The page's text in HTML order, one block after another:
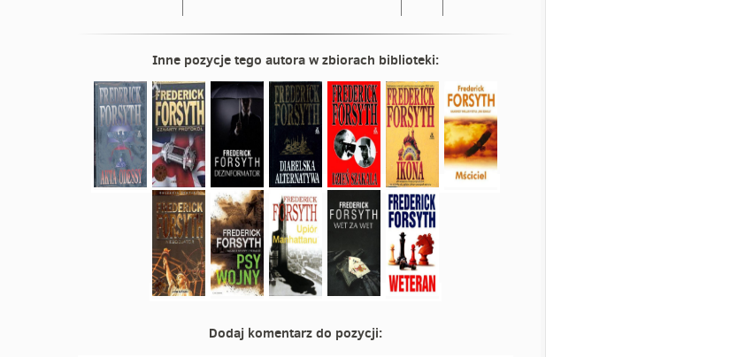
Inne pozycje tego autora w zbiorach biblioteki:
Dodaj komentarz do pozycji: